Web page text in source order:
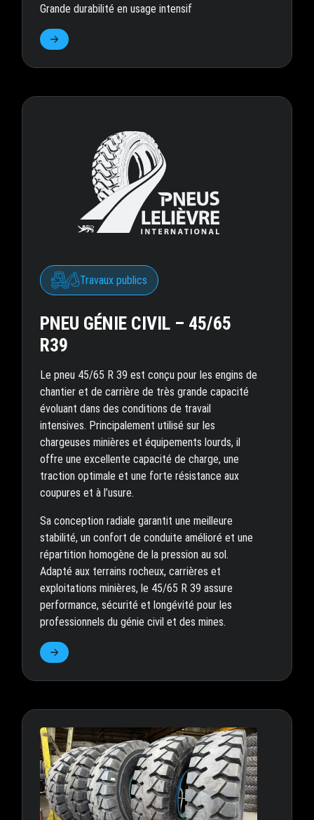
Grande durabilité en usage intensif
Travaux publics
PNEU GÉNIE CIVIL – 45/65
R39
Le pneu 45/65 R 39 est conçu pour les engins de
chantier et de carrière de très grande capacité
évoluant dans des conditions de travail
intensives. Principalement utilisé sur les
chargeuses minières et équipements lourds, il
offre une excellente capacité de charge, une
traction optimale et une forte résistance aux
coupures et à l’usure.
Sa conception radiale garantit une meilleure
stabilité, un confort de conduite amélioré et une
répartition homogène de la pression au sol.
Adapté aux terrains rocheux, carrières et
exploitations minières, le 45/65 R 39 assure
performance, sécurité et longévité pour les
professionnels du génie civil et des mines.